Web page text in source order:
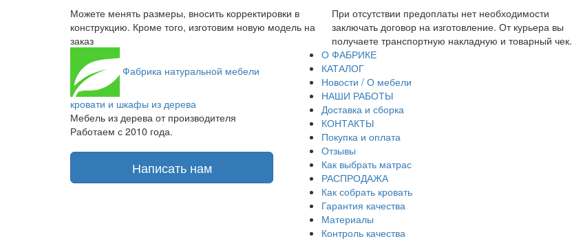
Можете менять размеры, вносить корректировки в
конструкцию. Кроме того, изготовим новую модель на
заказ
При отсутствии предоплаты нет необходимости
заключать договор на изготовление. От курьера вы
получаете транспортную накладную и товарный чек.
Фабрика натуральной мебели
кровати и шкафы из дерева
Мебель из дерева от производителя
Работаем с 2010 года.
Написать нам
О ФАБРИКЕ
КАТАЛОГ
Новости / О мебели
НАШИ РАБОТЫ
Доставка и сборка
КОНТАКТЫ
Покупка и оплата
Отзывы
Как выбрать матрас
РАСПРОДАЖА
Как собрать кровать
Гарантия качества
Материалы
Контроль качества